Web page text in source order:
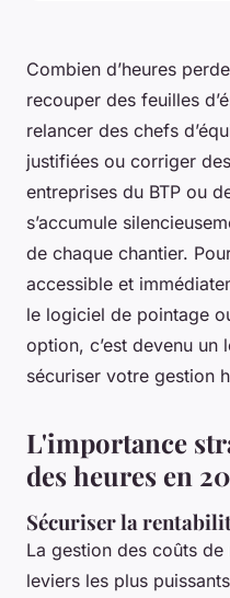
Combien d’heures
recouper des feuilles
relancer des chefs
justifiées ou corriger
entreprises du BTP ou
s’accumule
de chaque chantier.
accessible et
le logiciel de pointage
option, c’est devenu
sécuriser votre gestion
L'importance
des heures en
Sécuriser la
La gestion des coûts de
leviers les plus